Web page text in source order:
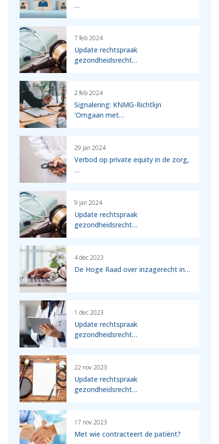
…
7 feb 2024
Update rechtspraak
gezondheidsrecht…
2 feb 2024
Signalering: KNMG-Richtlijn
‘Omgaan met…
29 jan 2024
Verbod op private equity in de zorg,
…
9 jan 2024
Update rechtspraak
gezondheidsrecht…
4 dec 2023
De Hoge Raad over inzagerecht in…
1 dec 2023
Update rechtspraak
gezondheidsrecht…
22 nov 2023
Update rechtspraak
gezondheidsrecht…
17 nov 2023
Met wie contracteert de patiënt?